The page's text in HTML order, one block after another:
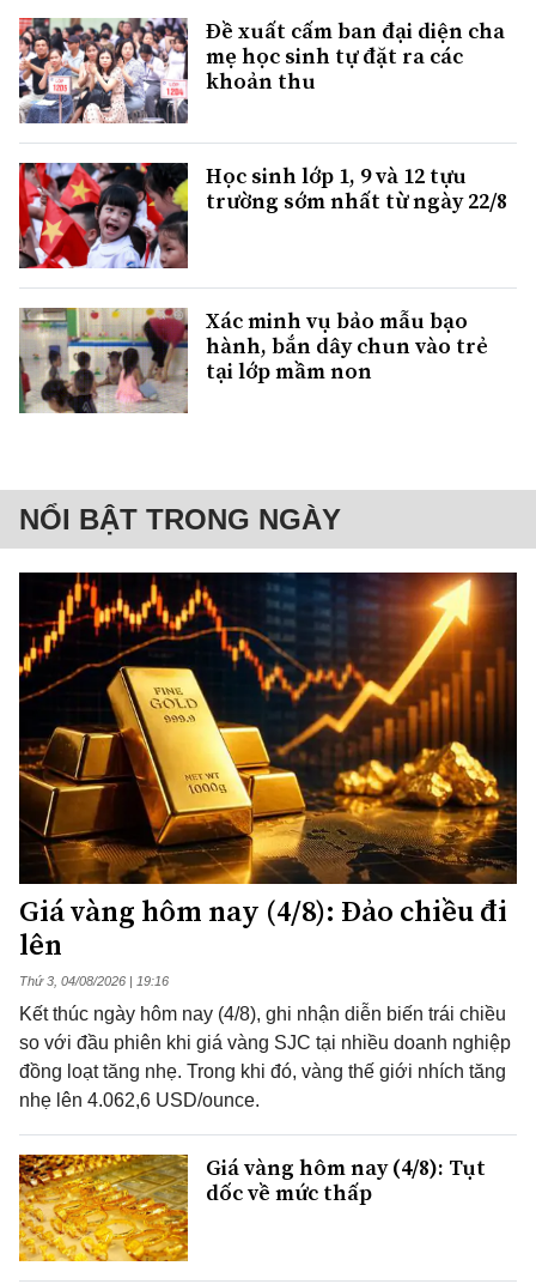
Đề xuất cấm ban đại diện cha
mẹ học sinh tự đặt ra các
khoản thu
Học sinh lớp 1, 9 và 12 tựu
trường sớm nhất từ ngày 22/8
Xác minh vụ bảo mẫu bạo
hành, bắn dây chun vào trẻ
tại lớp mầm non
NỔI BẬT TRONG NGÀY
Giá vàng hôm nay (4/8): Đảo chiều đi
lên
Thứ 3, 04/08/2026 | 19:16
Kết thúc ngày hôm nay (4/8), ghi nhận diễn biến trái chiều
so với đầu phiên khi giá vàng SJC tại nhiều doanh nghiệp
đồng loạt tăng nhẹ. Trong khi đó, vàng thế giới nhích tăng
nhẹ lên 4.062,6 USD/ounce.
Giá vàng hôm nay (4/8): Tụt
dốc về mức thấp